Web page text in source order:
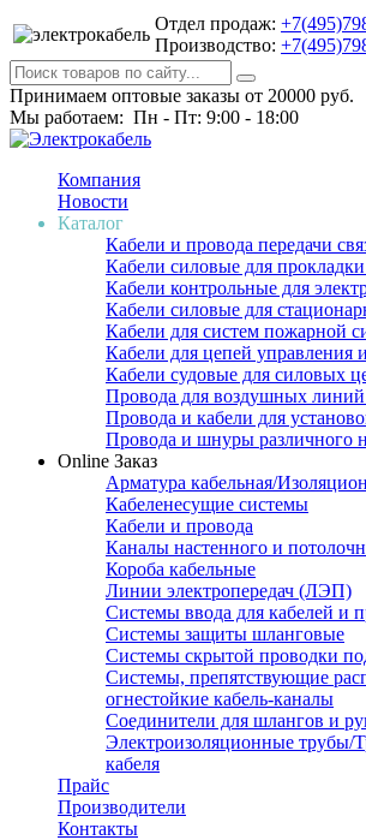
Отдел продаж:
Производство:
Принимаем оптовые заказы от 20000 руб.
Мы работаем: Пн - Пт: 9:00 - 18:00
Компания
Новости
Каталог
Кабели и провода передачи
Кабели силовые для
Кабели контрольные для
Кабели силовые для
Кабели для систем пожарной
Кабели для цепей управления
Кабели судовые для силовых
Провода для воздушных линий
Провода и кабели для
Провода и шнуры различного
Online Заказ
Арматура кабельная/
Кабеленесущие системы
Кабели и провода
Каналы настенного и
Короба кабельные
Линии электропередач (ЛЭП)
Системы ввода для кабелей и
Системы защиты шланговые
Системы скрытой проводки
Системы, препятствующие
огнестойкие кабель-каналы
Соединители для шлангов и
Электроизоляционные трубы/
кабеля
Прайс
Производители
Контакты